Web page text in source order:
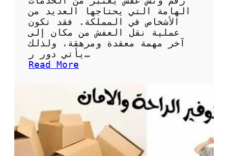
ش
الهامة التي يحتاجها العديد من
الأشخاص في المملكة. فقد تكون
عملية نقل العفش من مكان إلى
آخر مهمة معقدة ومرهقة، ولذلك
يأتي دور ر…
Read More
م
ا
ت
ن
ق
ل